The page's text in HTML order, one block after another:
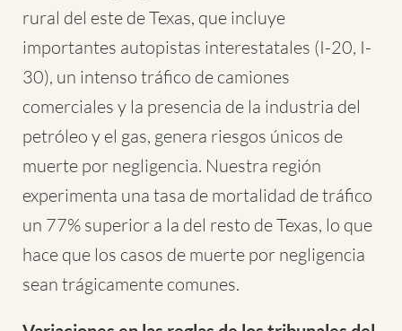
rural del este de Texas, que incluye
importantes autopistas interestatales (I-20, I-
30), un intenso tráfico de camiones
comerciales y la presencia de la industria del
petróleo y el gas, genera riesgos únicos de
muerte por negligencia. Nuestra región
experimenta una tasa de mortalidad de tráfico
un 77% superior a la del resto de Texas, lo que
hace que los casos de muerte por negligencia
sean trágicamente comunes.